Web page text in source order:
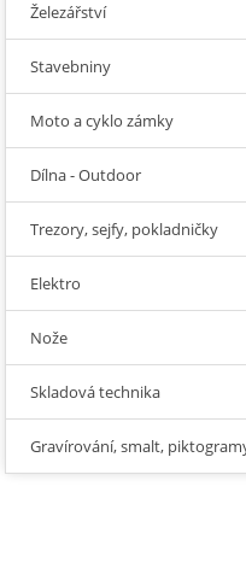
Železářství
Stavebniny
Moto a cyklo zámky
Dílna - Outdoor
Trezory, sejfy, pokladničky
Elektro
Nože
Skladová technika
Gravírování, smalt,